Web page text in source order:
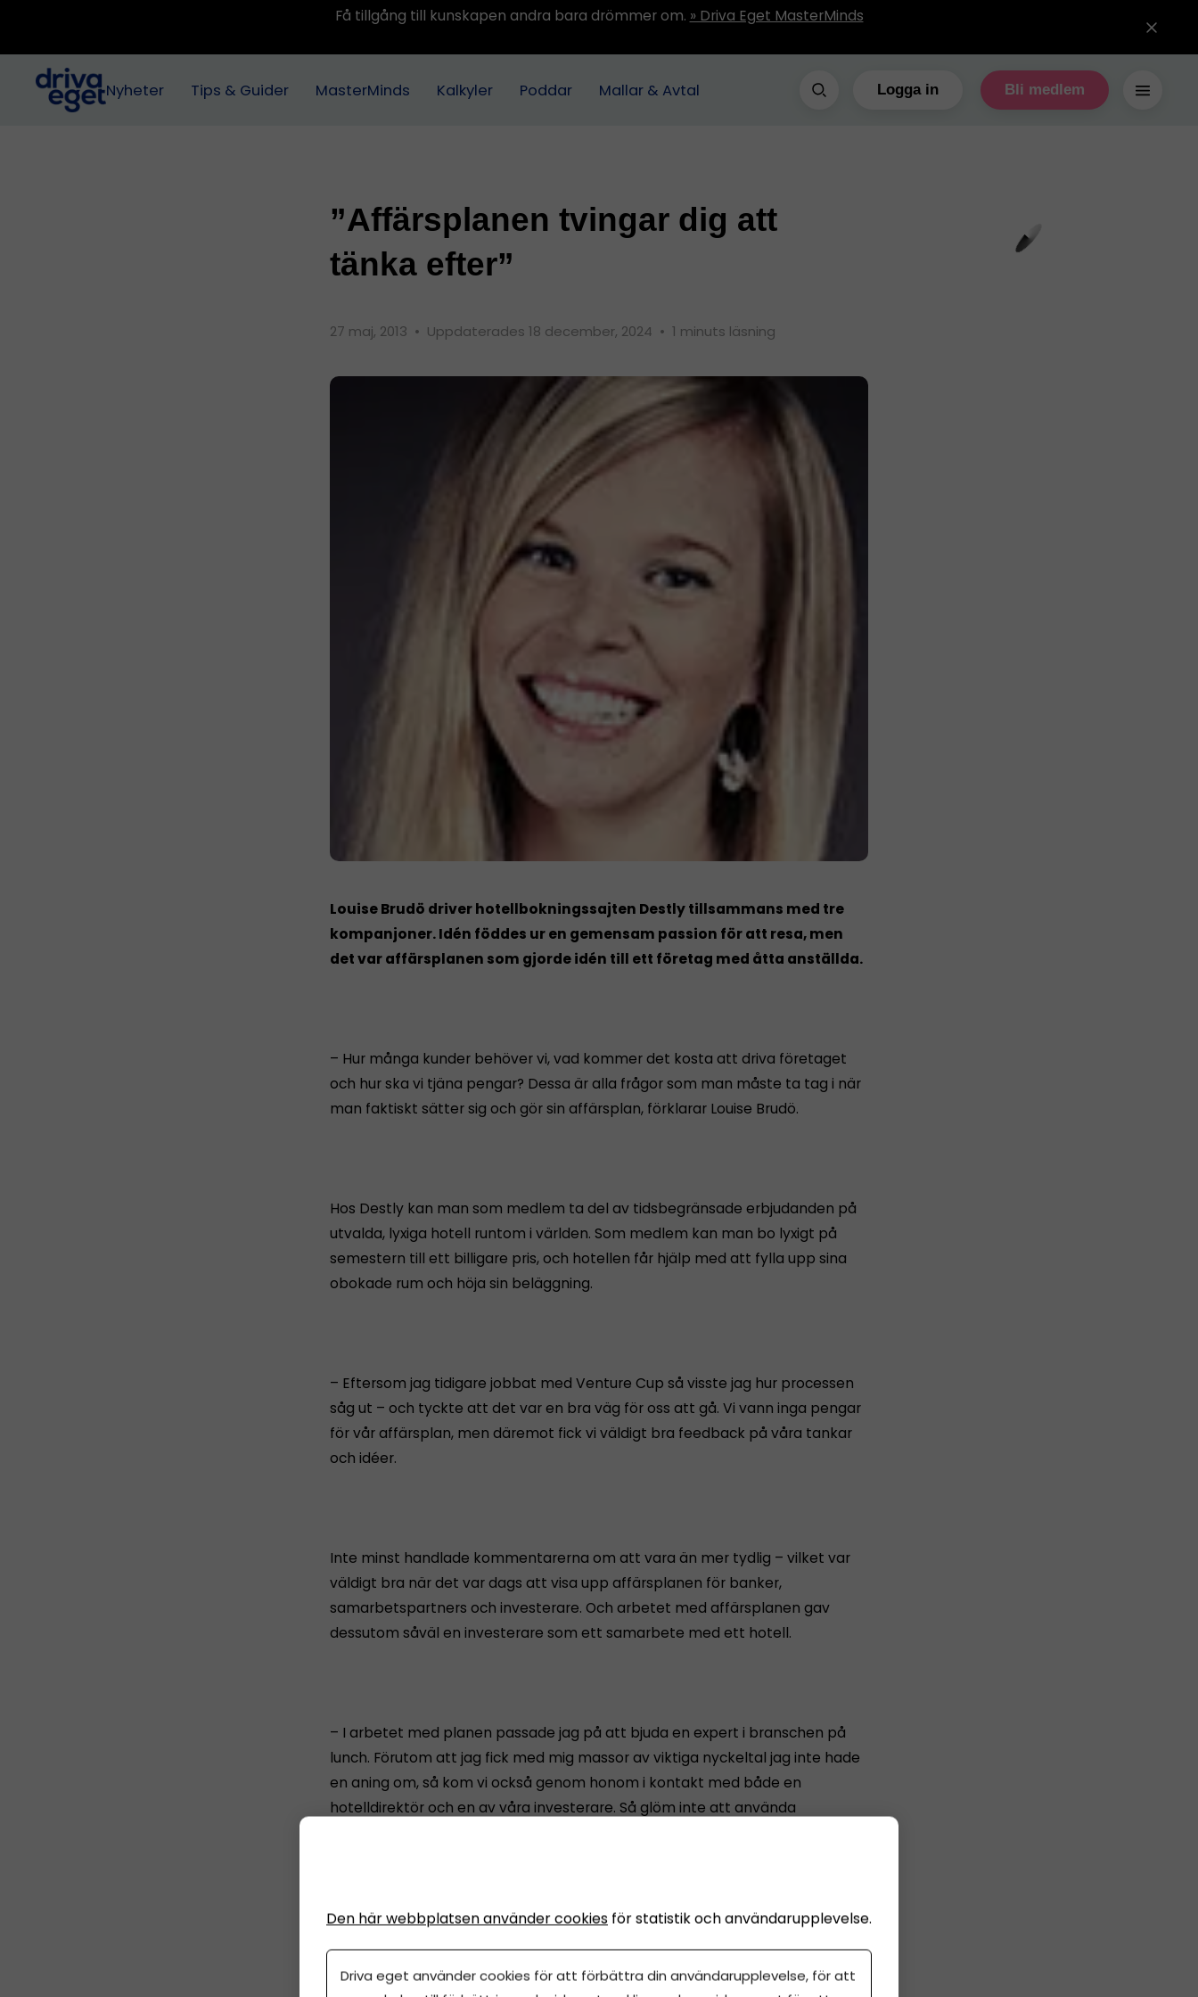
Få tillgång till kunskapen andra bara drömmer om. » Driva Eget MasterMinds
Nyheter Tips & Guider MasterMinds Kalkyler Poddar Mallar & Avtal Logga in Bli medlem
”Affärsplanen tvingar dig att
tänka efter”
27 maj, 2013 • Uppdaterades 18 december, 2024 • 1 minuts läsning
Louise Brudö driver hotellbokningssajten Destly tillsammans med tre
kompanjoner. Idén föddes ur en gemensam passion för att resa, men
det var affärsplanen som gjorde idén till ett företag med åtta anställda.
– Hur många kunder behöver vi, vad kommer det kosta att driva företaget
och hur ska vi tjäna pengar? Dessa är alla frågor som man måste ta tag i när
man faktiskt sätter sig och gör sin affärsplan, förklarar Louise Brudö.
Hos Destly kan man som medlem ta del av tidsbegränsade erbjudanden på
utvalda, lyxiga hotell runtom i världen. Som medlem kan man bo lyxigt på
semestern till ett billigare pris, och hotellen får hjälp med att fylla upp sina
obokade rum och höja sin beläggning.
– Eftersom jag tidigare jobbat med Venture Cup så visste jag hur processen
såg ut – och tyckte att det var en bra väg för oss att gå. Vi vann inga pengar
för vår affärsplan, men däremot fick vi väldigt bra feedback på våra tankar
och idéer.
Inte minst handlade kommentarerna om att vara än mer tydlig – vilket var
väldigt bra när det var dags att visa upp affärsplanen för banker,
samarbetspartners och investerare. Och arbetet med affärsplanen gav
dessutom såväl en investerare som ett samarbete med ett hotell.
– I arbetet med planen passade jag på att bjuda en expert i branschen på
lunch. Förutom att jag fick med mig massor av viktiga nyckeltal jag inte hade
en aning om, så kom vi också genom honom i kontakt med både en
hotelldirektör och en av våra investerare. Så glöm inte att använda
LÄS OCKSÅ!”Här får du hjälp med en affärsplan”och”Därför ska du göra en
affärsplan”
Den här webbplatsen använder cookies för statistik och användarupplevelse.
Driva eget använder cookies för att förbättra din användarupplevelse, för att